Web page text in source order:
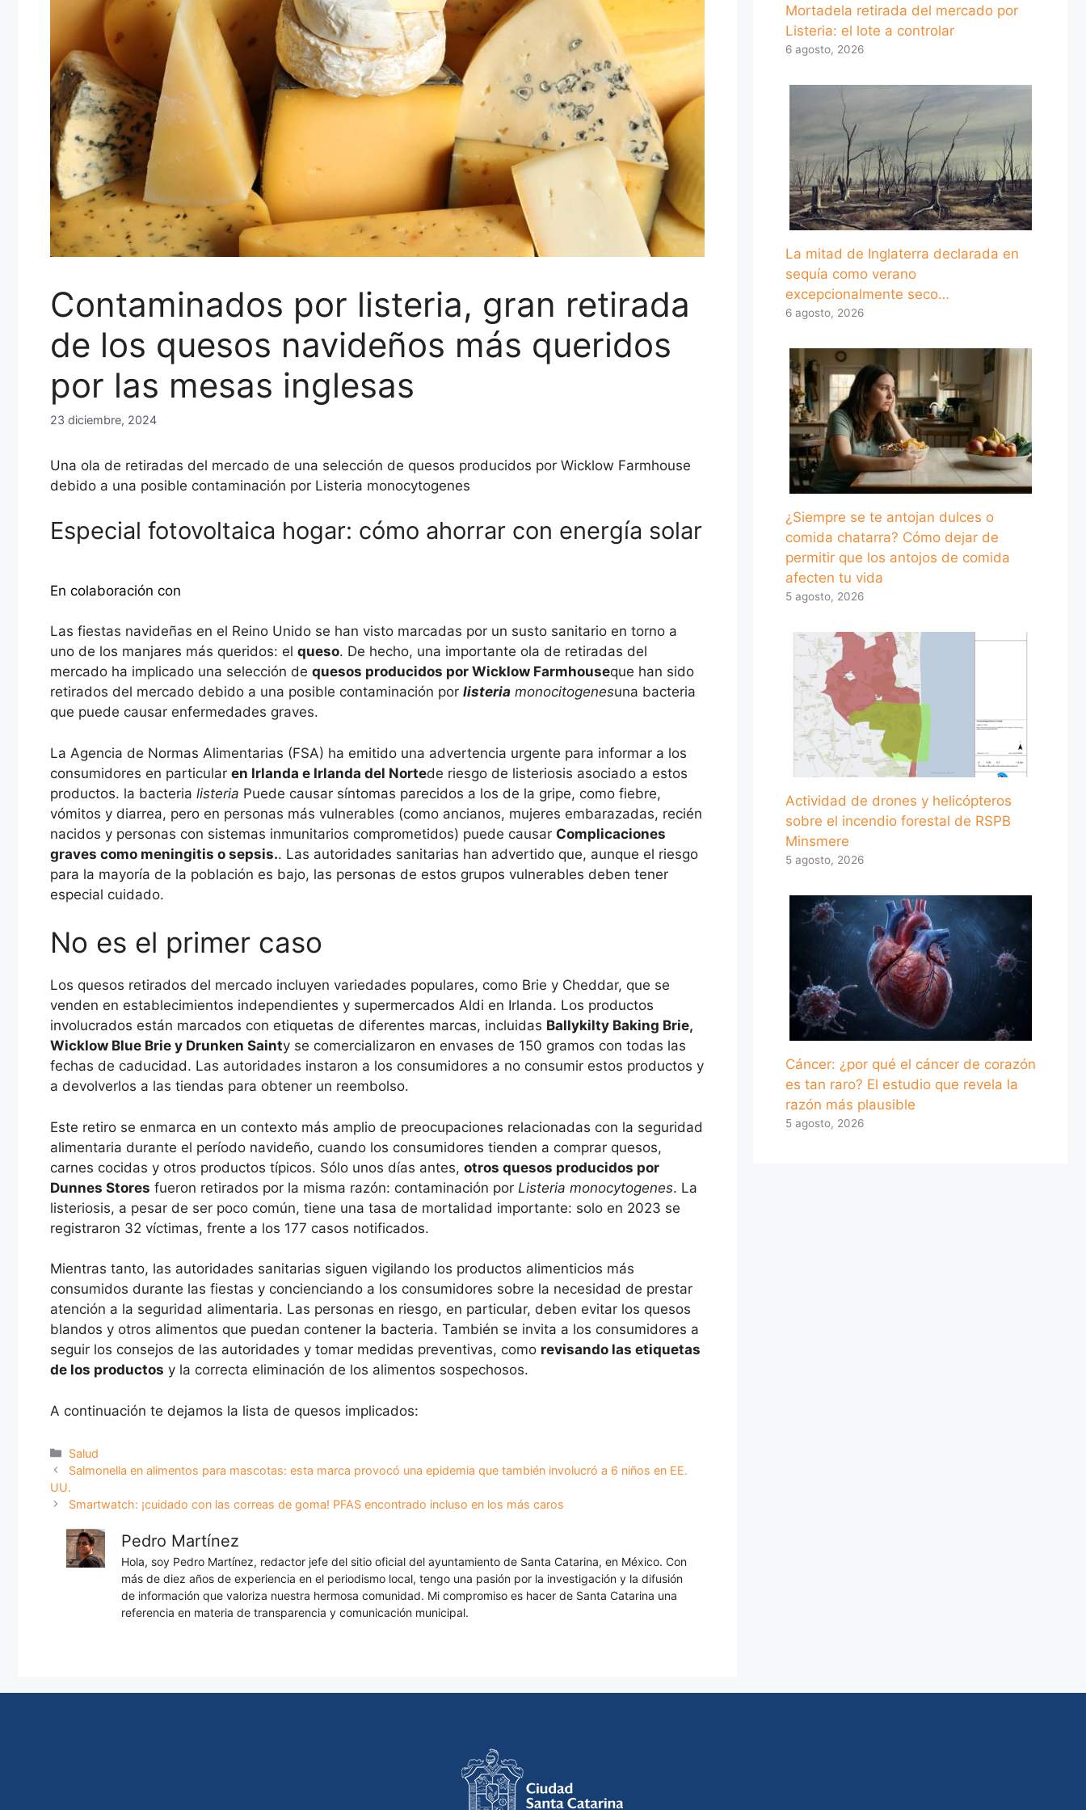
Contaminados por listeria, gran retirada
de los quesos navideños más queridos
por las mesas inglesas
23 diciembre, 2024
Una ola de retiradas del mercado de una selección de quesos producidos por Wicklow Farmhouse
debido a una posible contaminación por Listeria monocytogenes
Especial fotovoltaica hogar: cómo ahorrar con energía solar
En colaboración con
Las fiestas navideñas en el Reino Unido se han visto marcadas por un susto sanitario en torno a
uno de los manjares más queridos: el queso. De hecho, una importante ola de retiradas del
mercado ha implicado una selección de quesos producidos por Wicklow Farmhouseque han sido
retirados del mercado debido a una posible contaminación por listeria monocitogenesuna bacteria
que puede causar enfermedades graves.
La Agencia de Normas Alimentarias (FSA) ha emitido una advertencia urgente para informar a los
consumidores en particular en Irlanda e Irlanda del Nortede riesgo de listeriosis asociado a estos
productos. la bacteria listeria Puede causar síntomas parecidos a los de la gripe, como fiebre,
vómitos y diarrea, pero en personas más vulnerables (como ancianos, mujeres embarazadas, recién
nacidos y personas con sistemas inmunitarios comprometidos) puede causar Complicaciones
graves como meningitis o sepsis.. Las autoridades sanitarias han advertido que, aunque el riesgo
para la mayoría de la población es bajo, las personas de estos grupos vulnerables deben tener
especial cuidado.
No es el primer caso
Los quesos retirados del mercado incluyen variedades populares, como Brie y Cheddar, que se
venden en establecimientos independientes y supermercados Aldi en Irlanda. Los productos
involucrados están marcados con etiquetas de diferentes marcas, incluidas Ballykilty Baking Brie,
Wicklow Blue Brie y Drunken Sainty se comercializaron en envases de 150 gramos con todas las
fechas de caducidad. Las autoridades instaron a los consumidores a no consumir estos productos y
a devolverlos a las tiendas para obtener un reembolso.
Este retiro se enmarca en un contexto más amplio de preocupaciones relacionadas con la seguridad
alimentaria durante el período navideño, cuando los consumidores tienden a comprar quesos,
carnes cocidas y otros productos típicos. Sólo unos días antes, otros quesos producidos por
Dunnes Stores fueron retirados por la misma razón: contaminación por Listeria monocytogenes. La
listeriosis, a pesar de ser poco común, tiene una tasa de mortalidad importante: solo en 2023 se
registraron 32 víctimas, frente a los 177 casos notificados.
Mientras tanto, las autoridades sanitarias siguen vigilando los productos alimenticios más
consumidos durante las fiestas y concienciando a los consumidores sobre la necesidad de prestar
atención a la seguridad alimentaria. Las personas en riesgo, en particular, deben evitar los quesos
blandos y otros alimentos que puedan contener la bacteria. También se invita a los consumidores a
seguir los consejos de las autoridades y tomar medidas preventivas, como revisando las etiquetas
de los productos y la correcta eliminación de los alimentos sospechosos.
A continuación te dejamos la lista de quesos implicados:
Categorías
Salud
Salmonella en alimentos para mascotas: esta marca provocó una epidemia que también involucró a 6 niños en EE.
UU.
Smartwatch: ¡cuidado con las correas de goma! PFAS encontrado incluso en los más caros
Pedro Martínez
Hola, soy Pedro Martínez, redactor jefe del sitio oficial del ayuntamiento de Santa Catarina, en México. Con
más de diez años de experiencia en el periodismo local, tengo una pasión por la investigación y la difusión
de información que valoriza nuestra hermosa comunidad. Mi compromiso es hacer de Santa Catarina una
referencia en materia de transparencia y comunicación municipal.
Mortadela retirada del mercado por
Listeria: el lote a controlar
6 agosto, 2026
La mitad de Inglaterra declarada en
sequía como verano
excepcionalmente seco…
6 agosto, 2026
¿Siempre se te antojan dulces o
comida chatarra? Cómo dejar de
permitir que los antojos de comida
afecten tu vida
5 agosto, 2026
Actividad de drones y helicópteros
sobre el incendio forestal de RSPB
Minsmere
5 agosto, 2026
Cáncer: ¿por qué el cáncer de corazón
es tan raro? El estudio que revela la
razón más plausible
5 agosto, 2026